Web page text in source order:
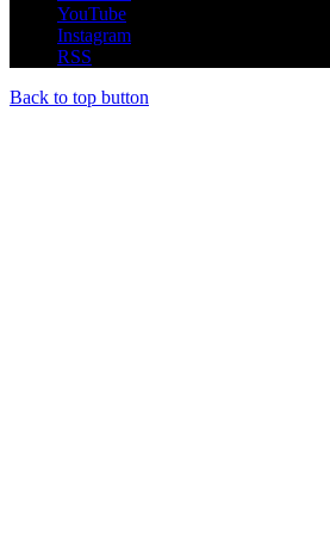
YouTube
Instagram
RSS
Back to top button